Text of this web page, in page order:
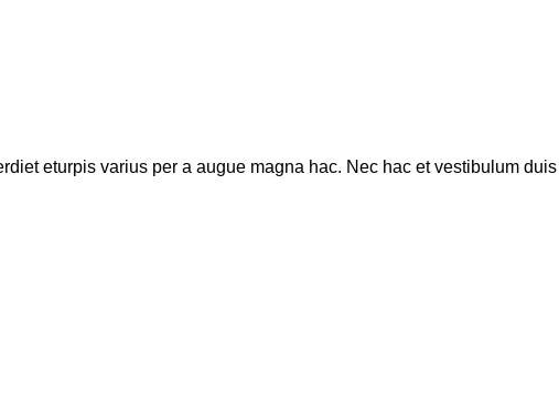
eturpis varius per a augue magna hac. Nec hac et vestibulum